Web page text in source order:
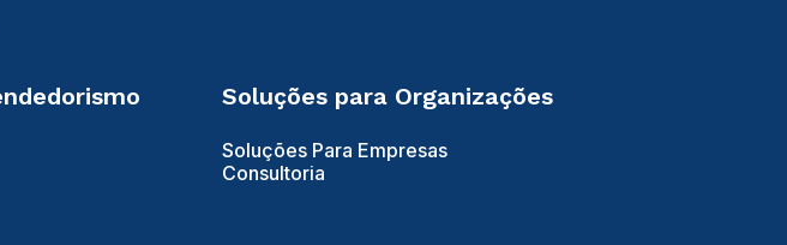
Soluções para Organizações
Soluções Para Empresas
Consultoria